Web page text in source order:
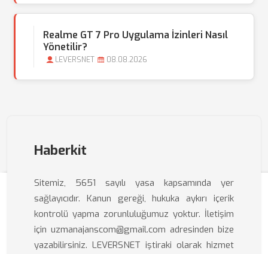
Realme GT 7 Pro Uygulama İzinleri Nasıl
Yönetilir?
LEVERSNET 08.08.2026
Haberkit
Sitemiz, 5651 sayılı yasa kapsamında yer
sağlayıcıdır. Kanun gereği, hukuka aykırı içerik
kontrolü yapma zorunluluğumuz yoktur. İletişim
için uzmanajanscom@gmail.com adresinden bize
yazabilirsiniz. LEVERSNET iştiraki olarak hizmet